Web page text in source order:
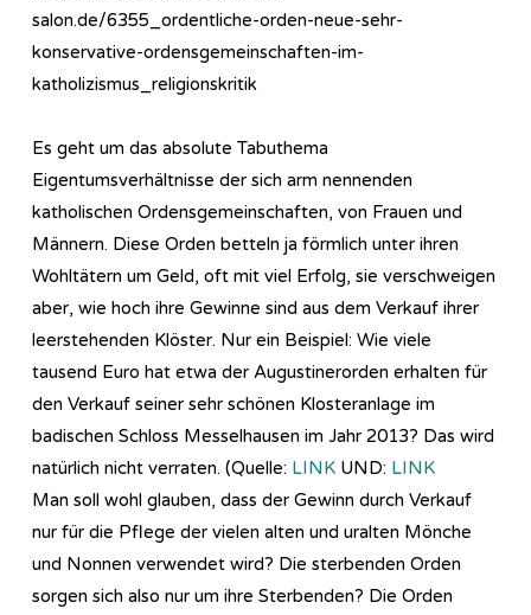
salon.de/6355_ordentliche-orden-neue-sehr-
konservative-ordensgemeinschaften-im-
katholizismus_religionskritik
Es geht um das absolute Tabuthema
Eigentumsverhältnisse der sich arm nennenden
katholischen Ordensgemeinschaften, von Frauen und
Männern. Diese Orden betteln ja förmlich unter ihren
Wohltätern um Geld, oft mit viel Erfolg, sie verschweigen
aber, wie hoch ihre Gewinne sind aus dem Verkauf ihrer
leerstehenden Klöster. Nur ein Beispiel: Wie viele
tausend Euro hat etwa der Augustinerorden erhalten für
den Verkauf seiner sehr schönen Klosteranlage im
badischen Schloss Messelhausen im Jahr 2013? Das wird
natürlich nicht verraten. (Quelle: LINK UND: LINK
Man soll wohl glauben, dass der Gewinn durch Verkauf
nur für die Pflege der vielen alten und uralten Mönche
und Nonnen verwendet wird? Die sterbenden Orden
sorgen sich also nur um ihre Sterbenden? Die Orden